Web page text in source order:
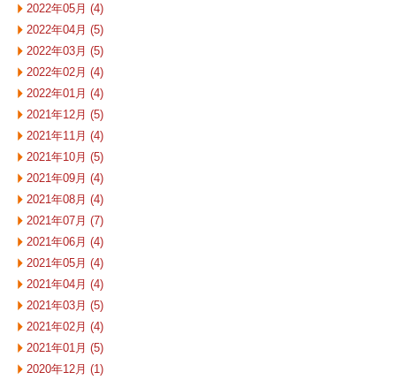
2022年05月 (4)
2022年04月 (5)
2022年03月 (5)
2022年02月 (4)
2022年01月 (4)
2021年12月 (5)
2021年11月 (4)
2021年10月 (5)
2021年09月 (4)
2021年08月 (4)
2021年07月 (7)
2021年06月 (4)
2021年05月 (4)
2021年04月 (4)
2021年03月 (5)
2021年02月 (4)
2021年01月 (5)
2020年12月 (1)